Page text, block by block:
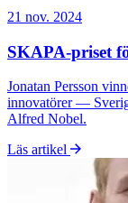
21 nov. 2024
SKAPA-priset
Jonatan Persson
innovatörer —
Alfred Nobel.
Läs artikel